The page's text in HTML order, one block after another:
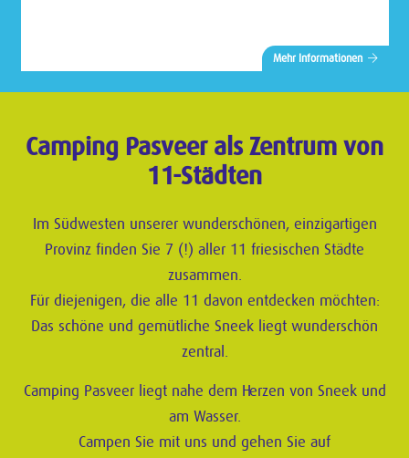
Mehr Informationen
Camping Pasveer als Zentrum von
11-Städten
Im Südwesten unserer wunderschönen, einzigartigen
Provinz finden Sie 7 (!) aller 11 friesischen Städte
zusammen.
Für diejenigen, die alle 11 davon entdecken möchten:
Das schöne und gemütliche Sneek liegt wunderschön
zentral.
Camping Pasveer liegt nahe dem Herzen von Sneek und
am Wasser.
Campen Sie mit uns und gehen Sie auf